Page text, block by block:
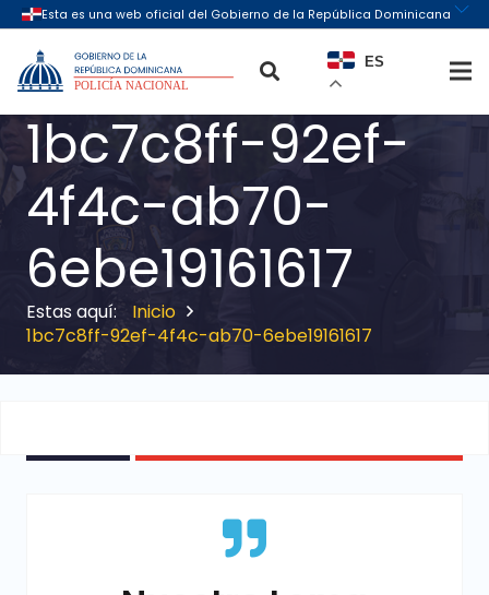
ES
1bc7c8ff-92ef-
4f4c-ab70-
6ebe19161617
Inicio
1bc7c8ff-92ef-4f4c-ab70-6ebe19161617